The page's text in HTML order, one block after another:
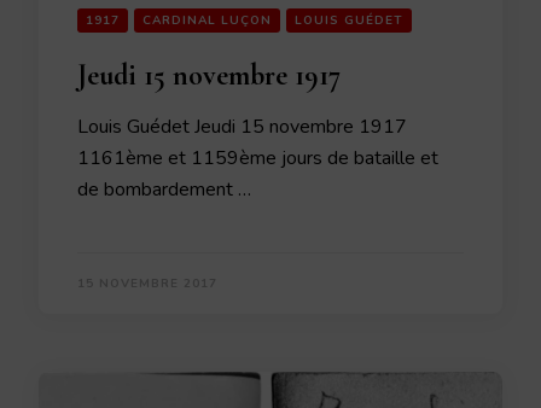
1917 CARDINAL LUÇON LOUIS GUÉDET
Jeudi 15 novembre 1917
Louis Guédet Jeudi 15 novembre 1917
1161ème et 1159ème jours de bataille et
de bombardement …